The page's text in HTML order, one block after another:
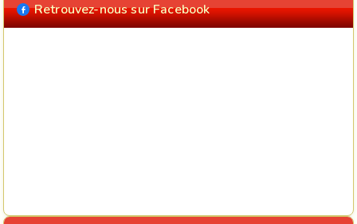
Retrouvez-nous sur Facebook